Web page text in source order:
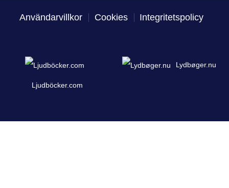
Användarvillkor Cookies Integritetspolicy
Ljudböcker.com
Lydbøger.nu